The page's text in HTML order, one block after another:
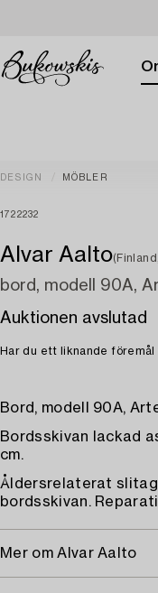
DESIGN MÖBLER
1722232
Alvar Aalto
bord, modell 90A,
Auktionen avslutad
Har du ett liknande
Bord, modell 90A,
Bordsskivan lackad
cm.
Åldersrelaterat
bordsskivan.
Mer om Alvar Aalto